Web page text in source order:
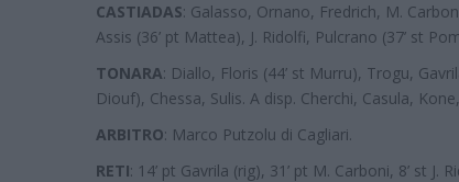
CASTIADAS: Galasso, Ornano, Fredrich, M.
Assis (36’ pt Mattea), J. Ridolfi, Pulcrano (37’ st
TONARA: Diallo, Floris (44’ st Murru), Trogu,
Diouf), Chessa, Sulis. A disp. Cherchi, Casula,
ARBITRO: Marco Putzolu di Cagliari.
RETI: 14’ pt Gavrila (rig), 31’ pt M. Carboni, 8’ st J.